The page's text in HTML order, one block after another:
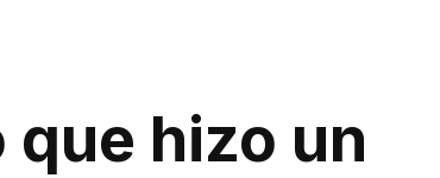
que hizo un